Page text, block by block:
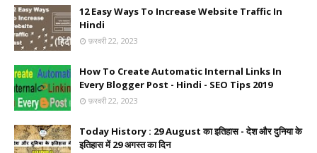
12 Easy Ways To Increase Website Traffic In
Hindi
फ़रवरी 22, 2023
How To Create Automatic Internal Links In
Every Blogger Post - Hindi - SEO Tips 2019
फ़रवरी 22, 2023
Today History : 29 August का इतिहास - देश और दुनिया के
इतिहास में 29 अगस्त का दिन